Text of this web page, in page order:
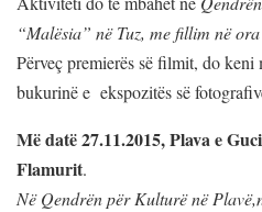
“Malësia” në Tuz, me fillim në
Përveç premierës së filmit, do keni
bukurinë e ekspozitës së
Më datë 27.11.2015, Plava e
Flamurit.
Në Qendrën për Kulturë në